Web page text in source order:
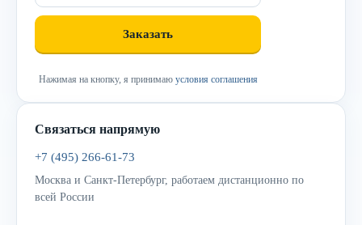
Нажимая на кнопку, я принимаю условия соглашения
Связаться напрямую
+7 (495) 266-61-73
Москва и Санкт-Петербург, работаем дистанционно по
всей России